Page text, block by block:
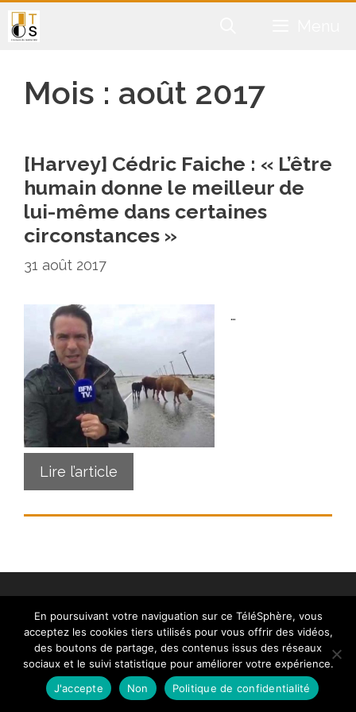
Aller
au
Mois : août 2017
[Harvey] Cédric Faiche : « L’être
humain donne le meilleur de
lui-même dans certaines
circonstances »
31 août 2017
…
Lire l’article
Contact| Mentions légales|Crédits |Politique de
cookies (UE)| © telesphere.fr 2026
En poursuivant votre naviguation sur ce TéléSphère, vous
acceptez les cookies tiers utilisés pour vous offrir des vidéos,
des boutons de partage, des contenus issus des réseaux
sociaux et le suivi statistique pour améliorer votre expérience.
J'accepte
Non Politique de confidentialité